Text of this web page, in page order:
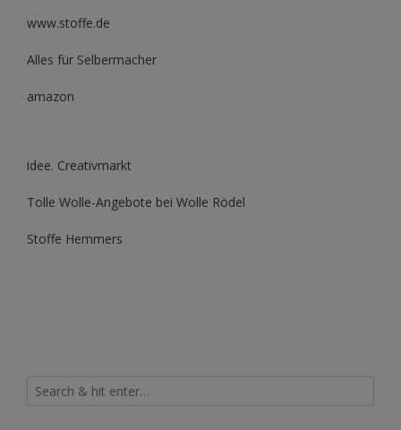
www.stoffe.de
Alles für Selbermacher
amazon
idee. Creativmarkt
Tolle Wolle-Angebote bei Wolle Rödel
Stoffe Hemmers